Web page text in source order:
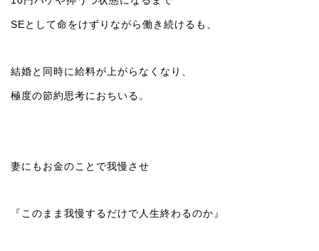
SEとして命をけずりながら働き続けるも、
結婚と同時に給料が上がらなくなり、
極度の節約思考におちいる。
妻にもお金のことで我慢させ
『このまま我慢するだけで人生終わるのか』